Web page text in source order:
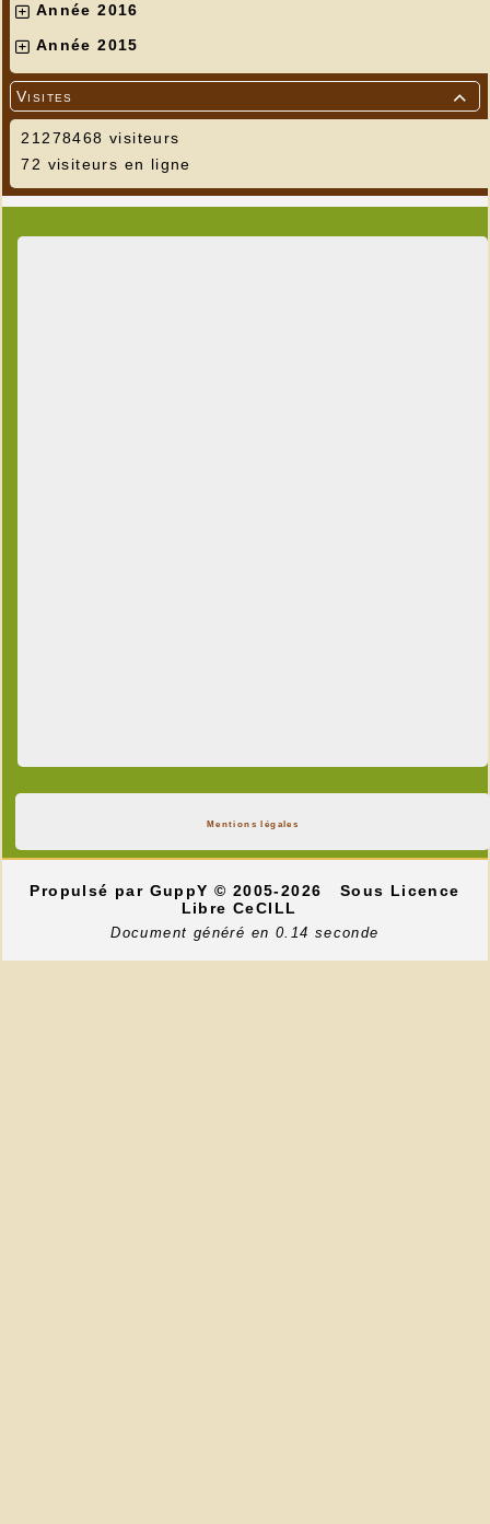
Année 2016
Année 2015

Visites
21278468 visiteurs
72 visiteurs en ligne
Mentions légales
Propulsé par GuppY© 2005-2026
Sous Licence
Libre CeCILL
Document généré en 0.14 seconde